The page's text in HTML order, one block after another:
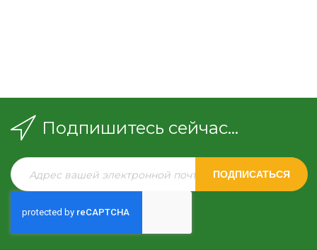
Подпишитесь сейчас...
ПОДПИСАТЬСЯ